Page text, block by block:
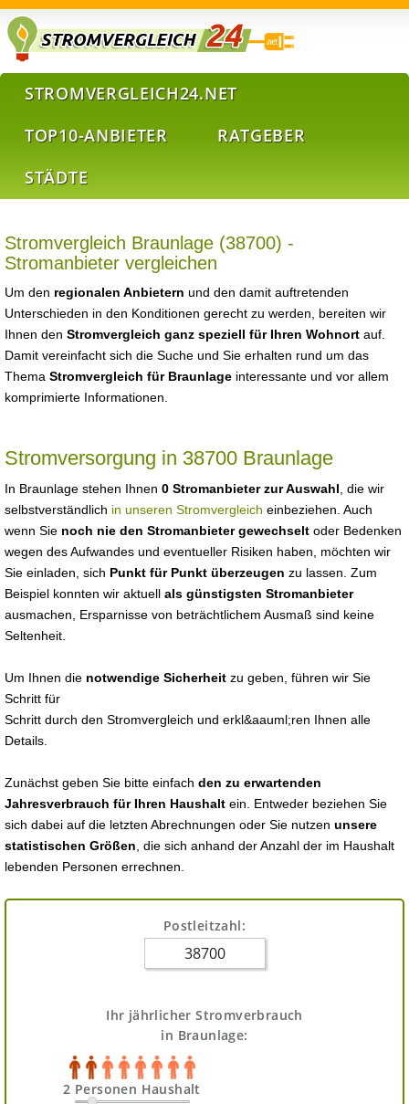
STROMVERGLEICH24.NET
TOP10-ANBIETER
RATGEBER
STÄDTE
Stromvergleich Braunlage (38700) -
Stromanbieter vergleichen
Um den regionalen Anbietern und den damit auftretenden
Unterschieden in den Konditionen gerecht zu werden, bereiten wir
Ihnen den Stromvergleich ganz speziell für Ihren Wohnort auf.
Damit vereinfacht sich die Suche und Sie erhalten rund um das
Thema Stromvergleich für Braunlage interessante und vor allem
komprimierte Informationen.
Stromversorgung in 38700 Braunlage
In Braunlage stehen Ihnen 0 Stromanbieter zur Auswahl , die wir
selbstverständlich in unseren Stromvergleich einbeziehen. Auch
wenn Sie noch nie den Stromanbieter gewechselt oder Bedenken
wegen des Aufwandes und eventueller Risiken haben, möchten wir
Sie einladen, sich Punkt für Punkt überzeugen zu lassen. Zum
Beispiel konnten wir aktuell als günstigsten Stromanbieter
ausmachen, Ersparnisse von beträchtlichem Ausmaß sind keine
Seltenheit.
Um Ihnen die notwendige Sicherheit zu geben, führen wir Sie
Schritt für
Schritt durch den Stromvergleich und erkl&aauml;ren Ihnen alle
Details.
Zunächst geben Sie bitte einfach den zu erwartenden
Jahresverbrauch für Ihren Haushalt ein. Entweder beziehen Sie
sich dabei auf die letzten Abrechnungen oder Sie nutzen unsere
statistischen Größen , die sich anhand der Anzahl der im Haushalt
lebenden Personen errechnen.
Postleitzahl:
Ihr jährlicher Stromverbrauch
in Braunlage:
2 Personen Haushalt